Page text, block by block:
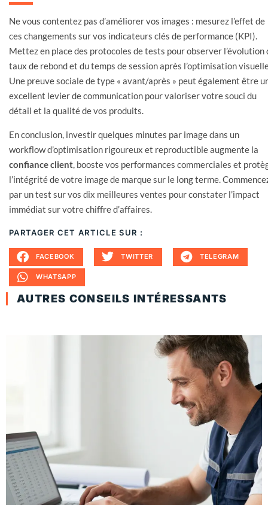
Ne vous contentez pas d’améliorer vos images : mesurez l’effet de
ces changements sur vos indicateurs clés de performance (KPI).
Mettez en place des protocoles de tests pour observer l’évolution
taux de rebond et du temps de session après l’optimisation
Une preuve sociale de type « avant/après » peut également être
excellent levier de communication pour valoriser votre souci du
détail et la qualité de vos produits.
En conclusion, investir quelques minutes par image dans un
workflow d’optimisation rigoureux et reproductible augmente la
confiance client, booste vos performances commerciales et
l’intégrité de votre image de marque sur le long terme.
par un test sur vos dix meilleures ventes pour constater l’impact
immédiat sur votre chiffre d’affaires.
PARTAGER CET ARTICLE SUR :
FACEBOOK TWITTER TELEGRAM
WHATSAPP
AUTRES CONSEILS INTÉRESSANTS